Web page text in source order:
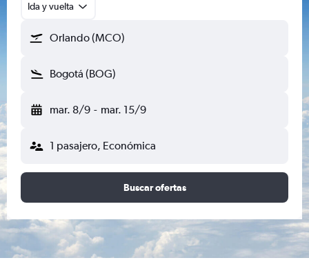
Ida y vuelta
Orlando (MCO)
Bogotá (BOG)
mar. 8/9 - mar. 15/9
1 pasajero, Económica
Buscar ofertas